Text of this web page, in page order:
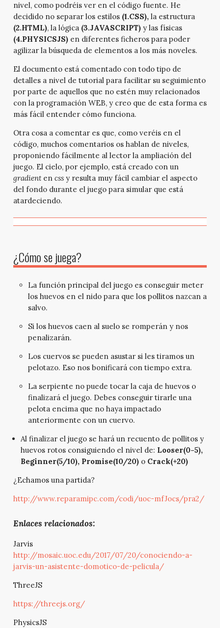
nivel, como podréis ver en el código fuente. He
decidido no separar los estilos (1.CSS),la estructura
(2.HTML), la lógica (3.JAVASCRIPT)y las físicas
(4.PHYSICSJS)en diferentes ficheros para poder
agilizar la búsqueda de elementos a los más noveles.
El documento está comentado con todo tipo de
detalles a nivel de tutorial para facilitar su seguimiento
por parte de aquellos que no estén muy relacionados
con la programación WEB, y creo que de esta forma es
más fácil entender cómo funciona.
Otra cosa a comentar es que, como veréis en el
código, muchos comentarios os hablan de niveles,
proponiendo fácilmente al lector la ampliación del
juego. El cielo, por ejemplo, está creado con un
gradienten cssy resulta muy fácil cambiar el aspecto
del fondo durante el juego para simular que está
atardeciendo.
¿Cómo se juega?
La función principal del juego es conseguir meter
los huevos en el nido para que los pollitos nazcan a
salvo.
Si los huevos caen al suelo se romperán y nos
penalizarán.
Los cuervos se pueden asustar si les tiramos un
pelotazo. Eso nos bonificará con tiempo extra.
La serpiente no puede tocar la caja de huevos o
finalizará el juego. Debes conseguir tirarle una
pelota encima que no haya impactado
anteriormente con un cuervo.
Al finalizar el juego se hará un recuento de pollitos y
huevos rotos consiguiendo el nivel de: Looser(0-5),
Beginner(5/10), Promise(10/20) oCrack(+20)
¿Echamos una partida?
http://www.reparamipc.com/codi/uoc-mfJocs/pra2/
Enlaces relacionados:
Jarvis
http://mosaic.uoc.edu/2017/07/20/conociendo-a-
jarvis-un-asistente-domotico-de-pelicula/
ThreeJS
https://threejs.org/
PhysicsJS